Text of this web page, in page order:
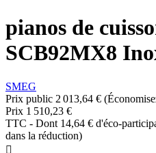
pianos de
SCB92MX8
SMEG
Prix public 2 013,64 €
Prix 1 510,23 €
TTC - Dont 14,64 € d'éco-
dans la réduction)
